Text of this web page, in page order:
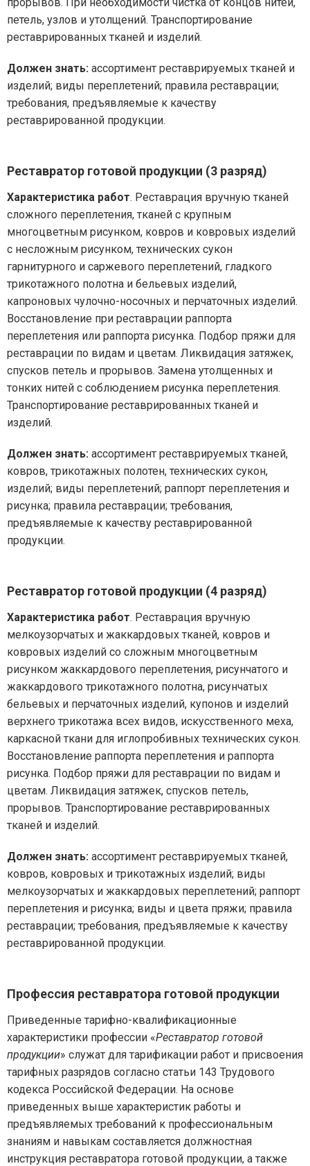
петель, узлов и утолщений. Транспортирование
реставрированных тканей и изделий.
Должен знать: ассортимент реставрируемых тканей и
изделий; виды переплетений; правила реставрации;
требования, предъявляемые к качеству
реставрированной продукции.
Реставратор готовой продукции (3 разряд)
Характеристика работ. Реставрация вручную тканей
сложного переплетения, тканей с крупным
многоцветным рисунком, ковров и ковровых изделий
с несложным рисунком, технических сукон
гарнитурного и саржевого переплетений, гладкого
трикотажного полотна и бельевых изделий,
капроновых чулочно-носочных и перчаточных изделий.
Восстановление при реставрации раппорта
переплетения или раппорта рисунка. Подбор пряжи для
реставрации по видам и цветам. Ликвидация затяжек,
спусков петель и прорывов. Замена утолщенных и
тонких нитей с соблюдением рисунка переплетения.
Транспортирование реставрированных тканей и
изделий.
Должен знать: ассортимент реставрируемых тканей,
ковров, трикотажных полотен, технических сукон,
изделий; виды переплетений; раппорт переплетения и
рисунка; правила реставрации; требования,
предъявляемые к качеству реставрированной
продукции.
Реставратор готовой продукции (4 разряд)
Характеристика работ. Реставрация вручную
мелкоузорчатых и жаккардовых тканей, ковров и
ковровых изделий со сложным многоцветным
рисунком жаккардового переплетения, рисунчатого и
жаккардового трикотажного полотна, рисунчатых
бельевых и перчаточных изделий, купонов и изделий
верхнего трикотажа всех видов, искусственного меха,
каркасной ткани для иглопробивных технических сукон.
Восстановление раппорта переплетения и раппорта
рисунка. Подбор пряжи для реставрации по видам и
цветам. Ликвидация затяжек, спусков петель,
прорывов. Транспортирование реставрированных
тканей и изделий.
Должен знать: ассортимент реставрируемых тканей,
ковров, ковровых и трикотажных изделий; виды
мелкоузорчатых и жаккардовых переплетений; раппорт
переплетения и рисунка; виды и цвета пряжи; правила
реставрации; требования, предъявляемые к качеству
реставрированной продукции.
Профессия реставратора готовой продукции
Приведенные тарифно-квалификационные
характеристики профессии «Реставратор готовой
продукции» служат для тарификации работ и присвоения
тарифных разрядов согласно статьи 143 Трудового
кодекса Российской Федерации. На основе
приведенных выше характеристик работы и
предъявляемых требований к профессиональным
знаниям и навыкам составляется должностная
инструкция реставратора готовой продукции, а также